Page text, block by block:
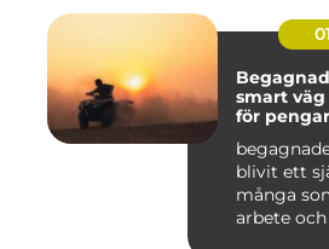
smart
för
blivit ett
många
arbete